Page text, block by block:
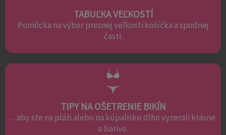
TABUĽKA VEĽKOSTÍ
Pomôcka na výber presnej veľkosti košíčka a spodnej
časti.
TIPY NA OŠETRENIE BIKÍN
... aby ste na pláži alebo na kúpalisku dlho vyzerali krásne
a žiarivo.